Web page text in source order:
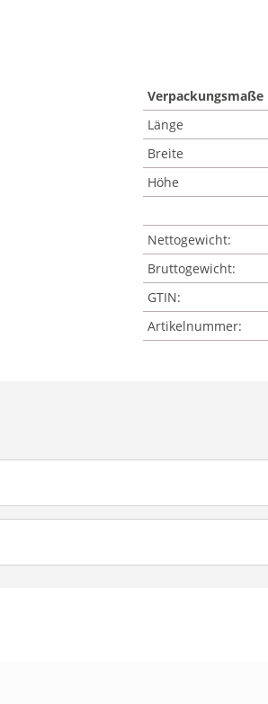
Verpackungsmaße
Länge
Breite
Höhe
Nettogewicht:
Bruttogewicht:
GTIN:
Artikelnummer: